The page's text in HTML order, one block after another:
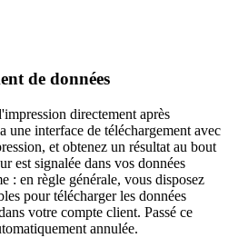
de données
directement après
une interface de téléchargement avec
et obtenez un résultat au bout
est signalée dans vos données
: en règle générale, vous disposez
pour télécharger les données
votre compte client. Passé ce
annulée.